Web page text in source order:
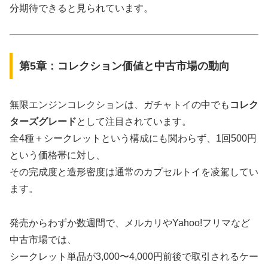
分期待できると見られています。
第5章：コレクション価値と中古市場の動向
無限エンジンコレクションは、ガチャトイの中でも コレク
ターズグレードとして注目されています。
全4種＋シークレットという構成にも関わらず、1回500円
という価格帯に対し、
その完成度と造形密度は通常のカプセルトイを凌駕してい
ます。
発売からわずか数週間で、メルカリやYahoo!フリマなど
中古市場では、
シークレット単品が3,000〜4,000円前後で取引されるケー